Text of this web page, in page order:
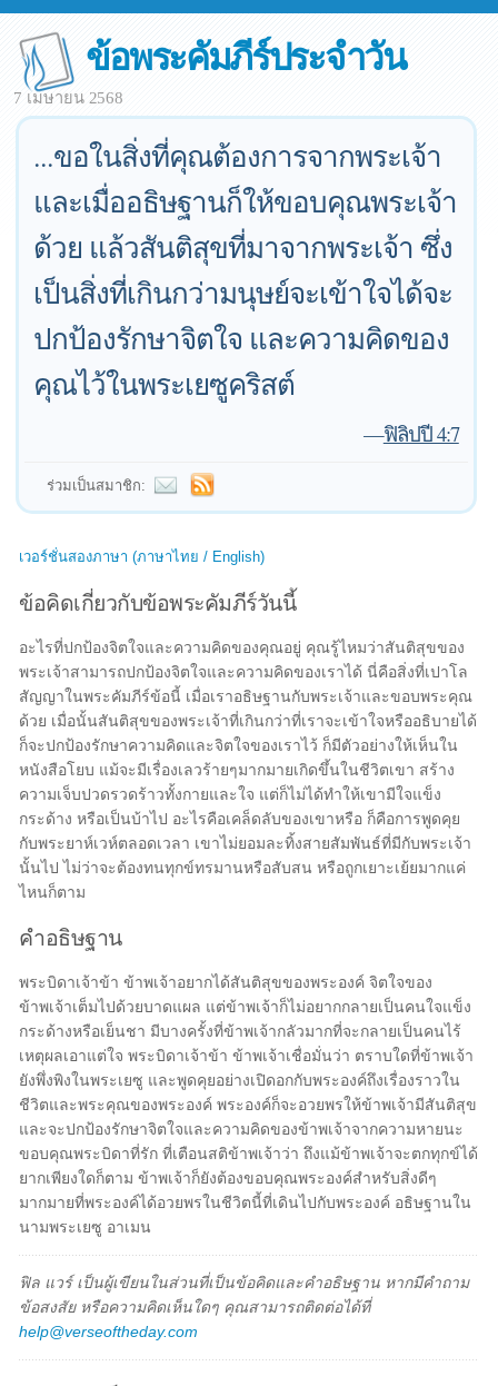
ข้อพระคัมภีร์ประจำวัน
7 เมษายน 2568
...ขอในสิ่งที่คุณต้องการจากพระเจ้า
และเมื่ออธิษฐานก็ให้ขอบคุณพระเจ้า
ด้วย แล้วสันติสุขที่มาจากพระเจ้า ซึ่ง
เป็นสิ่งที่เกินกว่ามนุษย์จะเข้าใจได้จะ
ปกป้องรักษาจิตใจ และความคิดของ
คุณไว้ในพระเยซูคริสต์
—ฟิลิปปี 4:7
ร่วมเป็นสมาชิก:
เวอร์ชั่นสองภาษา (ภาษาไทย / English)
ข้อคิดเกี่ยวกับข้อพระคัมภีร์วันนี้
อะไรที่ปกป้องจิตใจและความคิดของคุณอยู่ คุณรู้ไหมว่าสันติสุขของ
พระเจ้าสามารถปกป้องจิตใจและความคิดของเราได้ นี่คือสิ่งที่เปาโล
สัญญาในพระคัมภีร์ข้อนี้ เมื่อเราอธิษฐานกับพระเจ้าและขอบพระคุณ
ด้วย เมื่อนั้นสันติสุขของพระเจ้าที่เกินกว่าที่เราจะเข้าใจหรืออธิบายได้
ก็จะปกป้องรักษาความคิดและจิตใจของเราไว้ ก็มีตัวอย่างให้เห็นใน
หนังสือโยบ แม้จะมีเรื่องเลวร้ายๆมากมายเกิดขึ้นในชีวิตเขา สร้าง
ความเจ็บปวดรวดร้าวทั้งกายและใจ แต่ก็ไม่ได้ทำให้เขามีใจแข็ง
กระด้าง หรือเป็นบ้าไป อะไรคือเคล็ดลับของเขาหรือ ก็คือการพูดคุย
กับพระยาห์เวห์ตลอดเวลา เขาไม่ยอมละทิ้งสายสัมพันธ์ที่มีกับพระเจ้า
นั้นไป ไม่ว่าจะต้องทนทุกข์ทรมานหรือสับสน หรือถูกเยาะเย้ยมากแค่
ไหนก็ตาม
คำอธิษฐาน
พระบิดาเจ้าข้า ข้าพเจ้าอยากได้สันติสุขของพระองค์ จิตใจของ
ข้าพเจ้าเต็มไปด้วยบาดแผล แต่ข้าพเจ้าก็ไม่อยากกลายเป็นคนใจแข็ง
กระด้างหรือเย็นชา มีบางครั้งที่ข้าพเจ้ากลัวมากที่จะกลายเป็นคนไร้
เหตุผลเอาแต่ใจ พระบิดาเจ้าข้า ข้าพเจ้าเชื่อมั่นว่า ตราบใดที่ข้าพเจ้า
ยังพึ่งพิงในพระเยซู และพูดคุยอย่างเปิดอกกับพระองค์ถึงเรื่องราวใน
ชีวิตและพระคุณของพระองค์ พระองค์ก็จะอวยพรให้ข้าพเจ้ามีสันติสุข
และจะปกป้องรักษาจิตใจและความคิดของข้าพเจ้าจากความหายนะ
ขอบคุณพระบิดาที่รัก ที่เตือนสติข้าพเจ้าว่า ถึงแม้ข้าพเจ้าจะตกทุกข์ได้
ยากเพียงใดก็ตาม ข้าพเจ้าก็ยังต้องขอบคุณพระองค์สำหรับสิ่งดีๆ
มากมายที่พระองค์ได้อวยพรในชีวิตนี้ที่เดินไปกับพระองค์ อธิษฐานใน
นามพระเยซู อาเมน
ฟิล แวร์ เป็นผู้เขียนในส่วนที่เป็นข้อคิดและคำอธิษฐาน หากมีคำถาม
ข้อสงสัย หรือความคิดเห็นใดๆ คุณสามารถติดต่อได้ที่
help@verseoftheday.com